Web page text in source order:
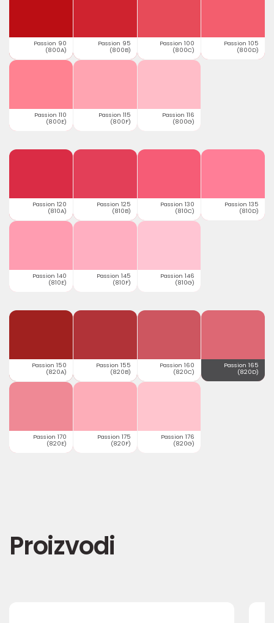
Passion 90
(800A)
Passion 95
(800B)
Passion 100
(800C)
Passion 105
(800D)
Passion 110
(800E)
Passion 115
(800F)
Passion 116
(800G)
Passion 120
(810A)
Passion 125
(810B)
Passion 130
(810C)
Passion 135
(810D)
Passion 140
(810E)
Passion 145
(810F)
Passion 146
(810G)
Passion 150
(820A)
Passion 155
(820B)
Passion 160
(820C)
Passion 165
(820D)
Passion 170
(820E)
Passion 175
(820F)
Passion 176
(820G)
Proizvodi